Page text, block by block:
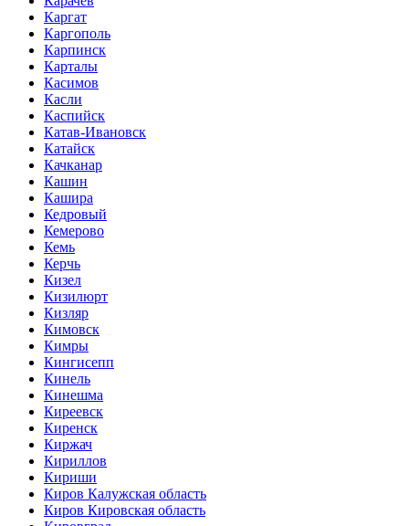
Каргат
Каргополь
Карпинск
Карталы
Касимов
Касли
Каспийск
Катав-Ивановск
Катайск
Качканар
Кашин
Кашира
Кедровый
Кемерово
Кемь
Керчь
Кизел
Кизилюрт
Кизляр
Кимовск
Кимры
Кингисепп
Кинель
Кинешма
Киреевск
Киренск
Киржач
Кириллов
Кириши
Киров Калужская область
Киров Кировская область